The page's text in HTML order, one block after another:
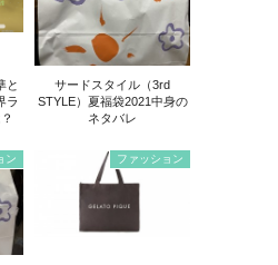
と
ラ
サードスタイル（3rd
STYLE）夏福袋2021中身の
ネタバレ
ン ファッション